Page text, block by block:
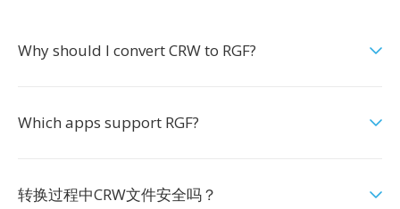
Why should I convert CRW to RGF?
Which apps support RGF?
转换过程中CRW文件安全吗？